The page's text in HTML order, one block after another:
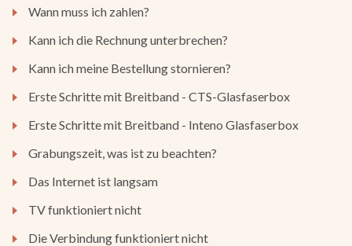
Wann muss ich zahlen?
Kann ich die Rechnung unterbrechen?
Kann ich meine Bestellung stornieren?
Erste Schritte mit Breitband - CTS-Glasfaserbox
Erste Schritte mit Breitband - Inteno Glasfaserbox
Grabungszeit, was ist zu beachten?
Das Internet ist langsam
TV funktioniert nicht
Die Verbindung funktioniert nicht